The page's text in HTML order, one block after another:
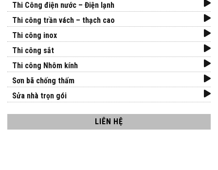
Thi Công điện nước – Điện lạnh
Thi công trần vách – thạch cao
Thi công inox
Thi công sắt
Thi công Nhôm kính
Sơn bã chống thấm
Sửa nhà trọn gói
LIÊN HỆ